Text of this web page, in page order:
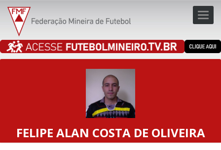
FELIPE ALAN COSTA DE OLIVEIRA